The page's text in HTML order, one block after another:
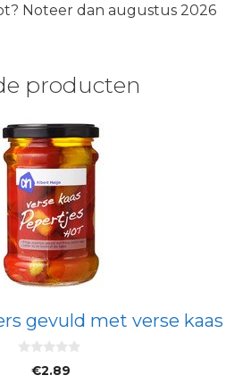
Noteer dan augustus 2026
producten
gevuld met verse kaas
€2.89